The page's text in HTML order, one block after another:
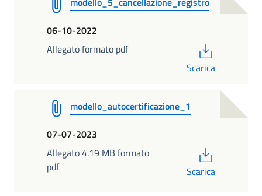
06-10-2022
Allegato formato pdf
Scarica
modello_autocertificazione_1
07-07-2023
Allegato 4.19 MB formato
pdf
Scarica